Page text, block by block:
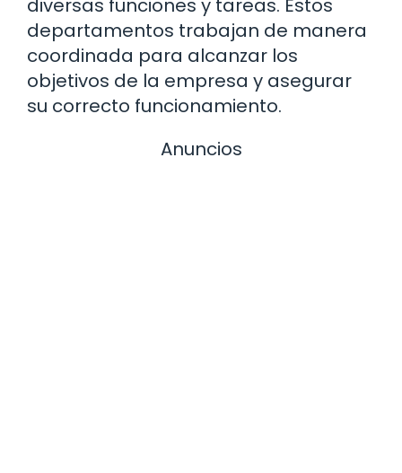
diversas funciones y tareas. Estos
departamentos trabajan de manera
coordinada para alcanzar los
objetivos de la empresa y asegurar
su correcto funcionamiento.
Anuncios